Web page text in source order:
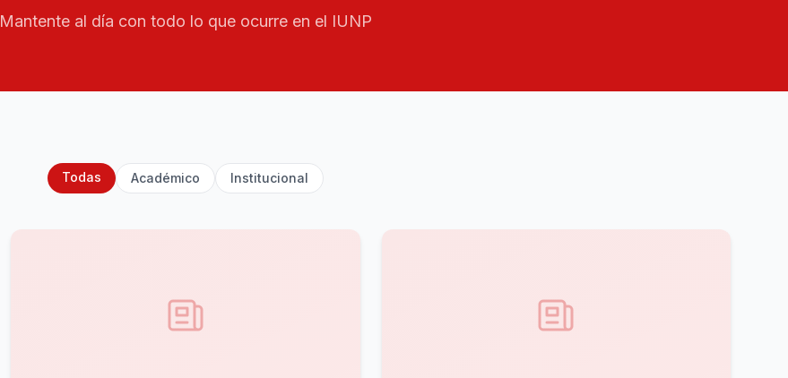
Mantente al día con todo lo que ocurre en el IUNP
Todas Académico Institucional